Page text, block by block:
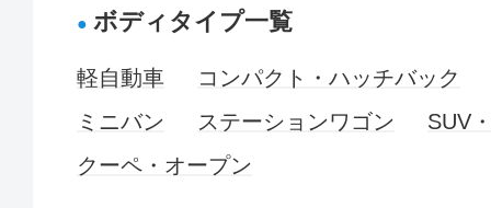
ボディタイプ一覧
軽自動車
コンパクト・ハッチバック
ミニバン
ステーションワゴン
SUV
クーペ・オープン